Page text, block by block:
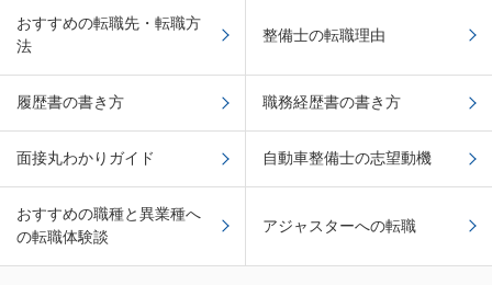
おすすめの転職先・転職方
法
整備士の転職理由
履歴書の書き方 職務経歴書の書き方
面接丸わかりガイド 自動車整備士の志望動機
おすすめの職種と異業種へ
の転職体験談
アジャスターへの転職